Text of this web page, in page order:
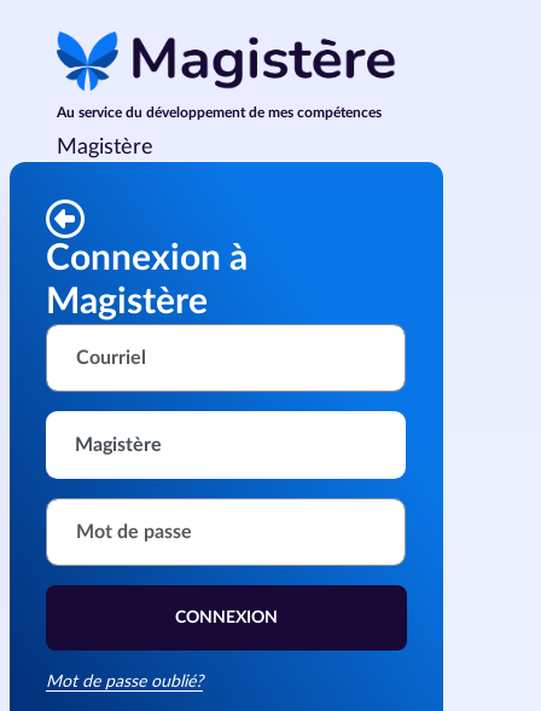
Au service du développement de mes compétences
Magistère
Connexion à
Magistère
Courriel
Magistère
Mot de passe
CONNEXION
Mot de passe oublié?